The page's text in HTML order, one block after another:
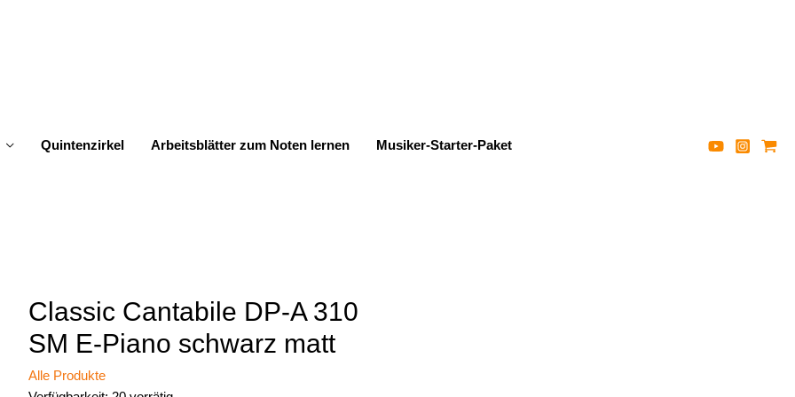
Quintenzirkel Arbeitsblätter zum Noten lernen Musiker-Starter-Paket
Classic Cantabile DP-A 310
SM E-Piano schwarz matt
Alle Produkte